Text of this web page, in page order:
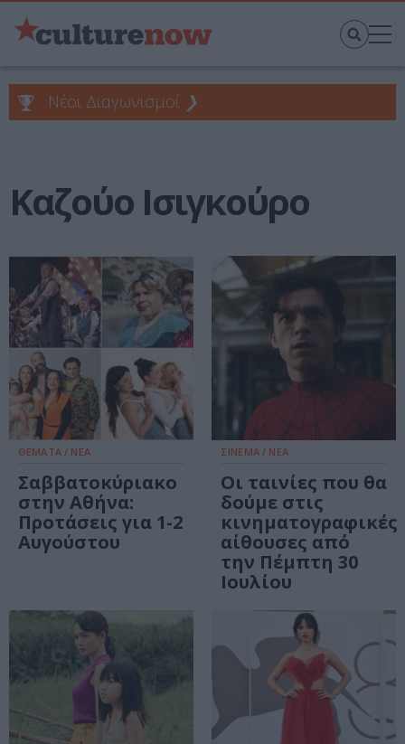
Νέοι Διαγωνισμοί ❯
Καζούο Ισιγκούρο
ΘΕΜΑΤΑ / ΝΕΑ
Σαββατοκύριακο
στην Αθήνα:
Προτάσεις για 1-2
Αυγούστου
ΣΙΝΕΜΑ / ΝΕΑ
Οι ταινίες που θα
δούμε στις
κινηματογραφικές
αίθουσες από
την Πέμπτη 30
Ιουλίου